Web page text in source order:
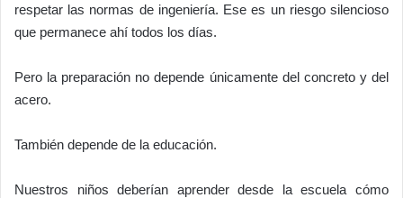
respetar las normas de ingeniería. Ese es un riesgo silencioso
que permanece ahí todos los días.
Pero la preparación no depende únicamente del concreto y del
acero.
También depende de la educación.
Nuestros niños deberían aprender desde la escuela cómo